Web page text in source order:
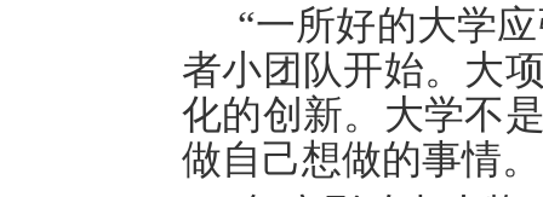
“一所好的大学
者小团队开始。大
化的创新。大学不
做自己想做的事情